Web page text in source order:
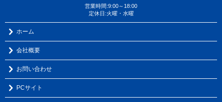
営業時間:9:00～18:00
定休日:火曜・水曜
ホーム
会社概要
お問い合わせ
PCサイト